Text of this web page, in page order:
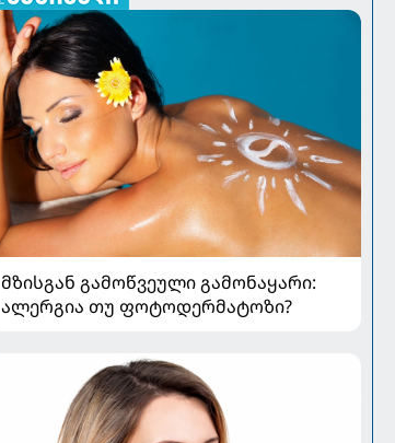
მზისგან გამოწვეული გამონაყარი:
ალერგია თუ ფოტოდერმატოზი?